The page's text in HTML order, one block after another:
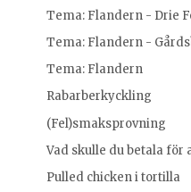
Tema: Flandern - Drie
Tema: Flandern -
Tema: Flandern
Rabarberkyckling
(Fel)smaksprovning
Vad skulle du betala för
Pulled chicken i tortilla